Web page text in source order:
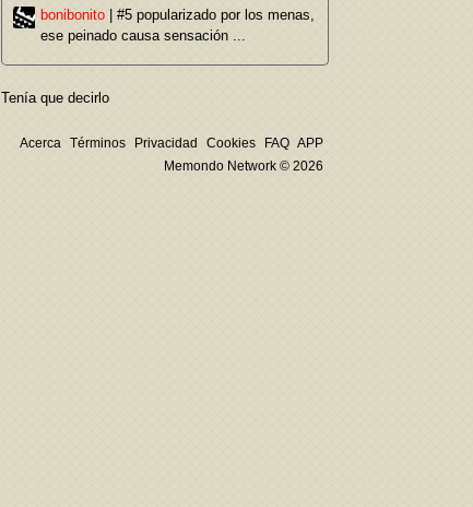
bonibonito | #5 popularizado por los menas,
ese peinado causa sensación ...
Tenía que decirlo
Acerca Términos Privacidad Cookies FAQ APP
Memondo Network © 2026